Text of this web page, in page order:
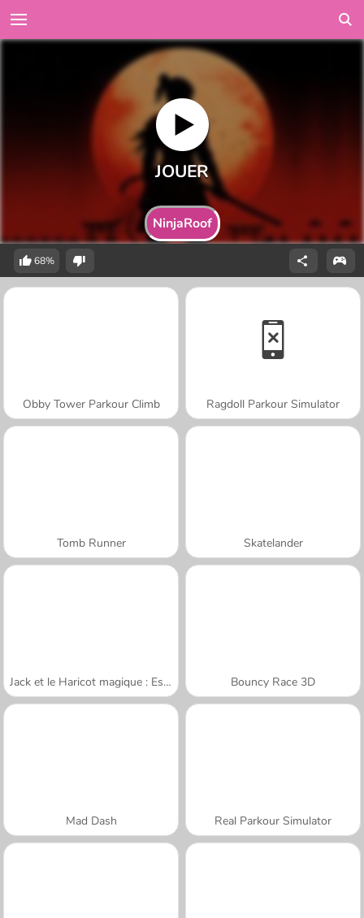
NinjaRoof
68%
Obby Tower Parkour Climb Ragdoll Parkour Simulator
Tomb Runner Skatelander
Jack et le Haricot magique : Escalade Bouncy Race 3D
Mad Dash Real Parkour Simulator